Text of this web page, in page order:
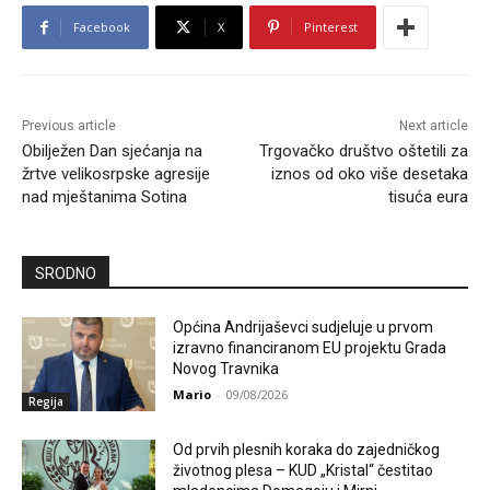
Facebook X Pinterest
Previous article
Obilježen Dan sjećanja na
žrtve velikosrpske agresije
nad mještanima Sotina
Next article
Trgovačko društvo oštetili za
iznos od oko više desetaka
tisuća eura
SRODNO
Regija
Općina Andrijaševci sudjeluje u prvom
izravno financiranom EU projektu Grada
Novog Travnika
Mario - 09/08/2026
Od prvih plesnih koraka do zajedničkog
životnog plesa – KUD „Kristal“ čestitao